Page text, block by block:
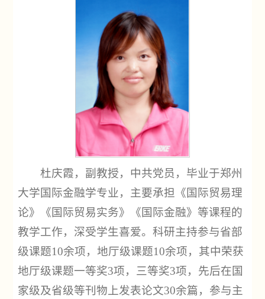
杜庆霞，副教授，中共党员，毕业于郑州
大学国际金融学专业，主要承担《国际贸易理
论》《国际贸易实务》《国际金融》等课程的
教学工作，深受学生喜爱。科研主持参与省部
级课题10余项，地厅级课题10余项，其中荣获
地厅级课题一等奖3项，三等奖3项，先后在国
家级及省级等刊物上发表论文30余篇，参与主